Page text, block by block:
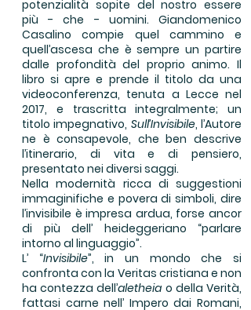
potenzialità sopite del nostro essere
più - che - uomini. Giandomenico
Casalino compie quel cammino e
quell’ascesa che è sempre un partire
dalle profondità del proprio animo. Il
libro si apre e prende il titolo da una
videoconferenza, tenuta a Lecce nel
2017, e trascritta integralmente; un
titolo impegnativo, Sull’Invisibile, l’Autore
ne è consapevole, che ben descrive
l’itinerario, di vita e di pensiero,
presentato nei diversi saggi.
Nella modernità ricca di suggestioni
immaginifiche e povera di simboli, dire
l’invisibile è impresa ardua, forse ancor
di più dell’ heideggeriano “parlare
intorno al linguaggio”.
L’ “Invisibile”, in un mondo che si
confronta con la Veritas cristiana e non
ha contezza dell’aletheia o della Verità,
fattasi carne nell’ Impero dai Romani,